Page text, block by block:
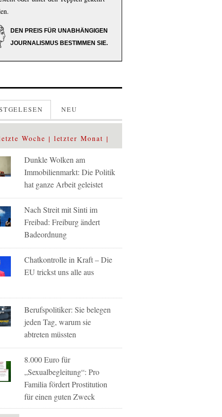
DEN PREIS FÜR UNABHÄNGIGEN
JOURNALISMUS BESTIMMEN SIE.
NEU
Woche letzter Monat
Dunkle Wolken am
Immobilienmarkt: Die Politik
hat ganze Arbeit geleistet
Nach Streit mit Sinti im
Freibad: Freiburg ändert
Badeordnung
Chatkontrolle in Kraft – Die
EU trickst uns alle aus
Berufspolitiker: Sie belegen
jeden Tag, warum sie
abtreten müssten
8.000 Euro für
„Sexualbegleitung“: Pro
Familia fördert Prostitution
für einen guten Zweck